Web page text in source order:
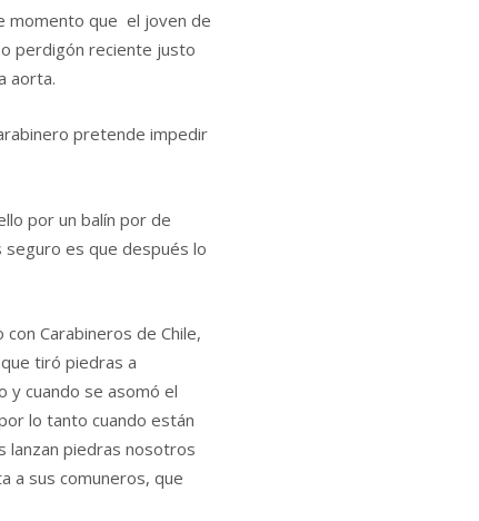
momento que el joven de
o perdigón reciente justo
aorta.
pretende impedir
por un balín por de
seguro es que después lo
Carabineros de Chile,
tiró piedras a
y cuando se asomó el
lo tanto cuando están
lanzan piedras nosotros
a sus comuneros, que